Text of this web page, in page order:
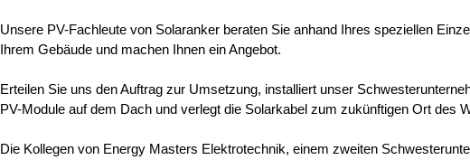
Unsere PV-Fachleute von Solaranker beraten Sie anhand Ihres speziellen
Ihrem Gebäude und machen Ihnen ein Angebot.
Erteilen Sie uns den Auftrag zur Umsetzung, installiert unser
PV-Module auf dem Dach und verlegt die Solarkabel zum zukünftigen Ort des
Die Kollegen von Energy Masters Elektrotechnik, einem zweiten